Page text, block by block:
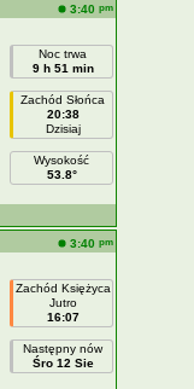
3:40 pm
Noc trwa
9 h 51 min
Zachód Słońca
20:38
Dzisiaj
Wysokość
53.8°
3:40 pm
Zachód Księżyca
Jutro
16:07
Następny nów
Śro 12 Sie